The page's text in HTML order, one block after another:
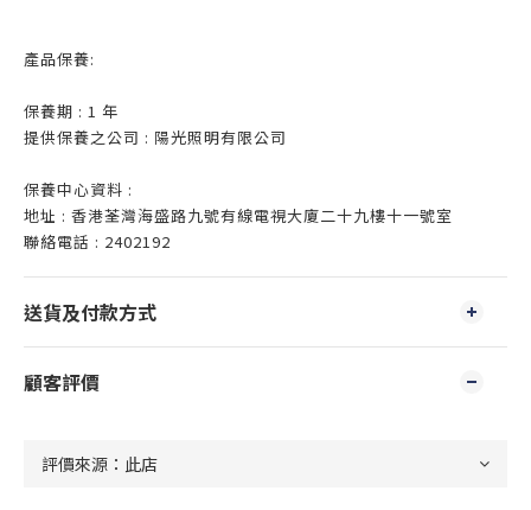
產品保養:
保養期 : 1 年
提供保養之公司 : 陽光照明有限公司
保養中心資料 :
地址 : 香港荃灣海盛路九號有線電視大廈二十九樓十一號室
聯絡電話 : 2402192
送貨及付款方式
顧客評價